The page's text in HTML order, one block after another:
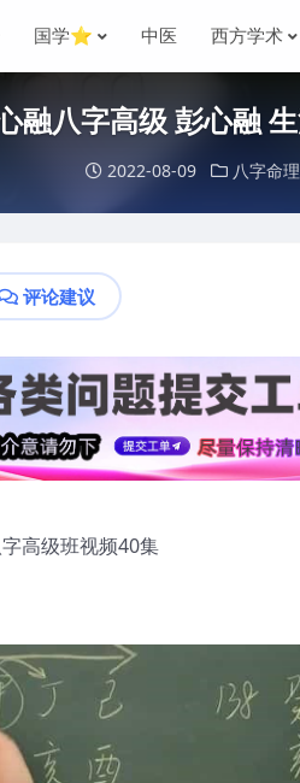
国学⭐ 中医 西方学术
融八字高级 彭心融
2022-08-09 八字命理
评论建议
高级班视频40集